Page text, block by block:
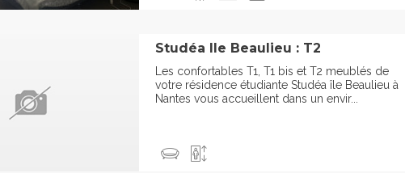
Studéa Ile Beaulieu : T2
Les confortables T1, T1 bis et T2 meublés de
votre résidence étudiante Studéa île Beaulieu à
Nantes vous accueillent dans un envir...